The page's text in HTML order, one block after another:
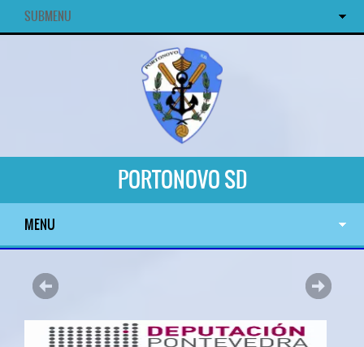
SUBMENU
PORTONOVO SD
MENU